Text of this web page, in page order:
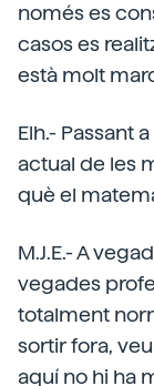
només es
casos es
està molt
Elh.- Passant
actual de les
què el
M.J.E.- A
vegades
totalment
sortir fora,
aquí no hi ha